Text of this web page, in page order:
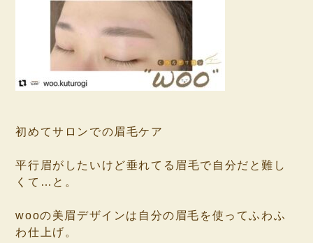
初めてサロンでの眉毛ケア
平行眉がしたいけど垂れてる眉毛で自分だと難し
くて…と。
wooの美眉デザインは自分の眉毛を使ってふわふ
わ仕上げ。